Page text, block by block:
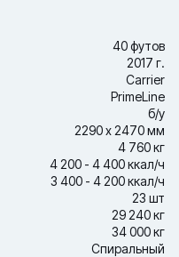
40 футов
2017 г.
Carrier
PrimeLine
б/у
2290 х 2470 мм
4 760 кг
4 200 - 4 400 ккал/ч
3 400 - 4 200 ккал/ч
23 шт
29 240 кг
34 000 кг
Спиральный